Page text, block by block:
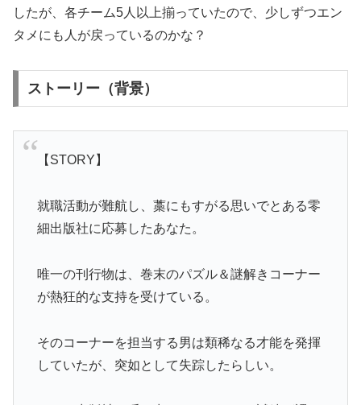
したが、各チーム5人以上揃っていたので、少しずつエン
タメにも人が戻っているのかな？
ストーリー（背景）
【STORY】
就職活動が難航し、藁にもすがる思いでとある零
細出版社に応募したあなた。
唯一の刊行物は、巻末のパズル＆謎解きコーナー
が熱狂的な支持を受けている。
そのコーナーを担当する男は類稀なる才能を発揮
していたが、突如として失踪したらしい。​